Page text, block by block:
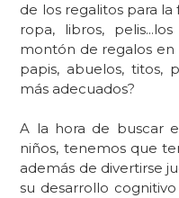
de los regalitos para la
ropa, libros,
montón de regalos en
papis, abuelos, titos,
más adecuados?
A la hora de buscar
niños, tenemos que
además de divertirse
su desarrollo